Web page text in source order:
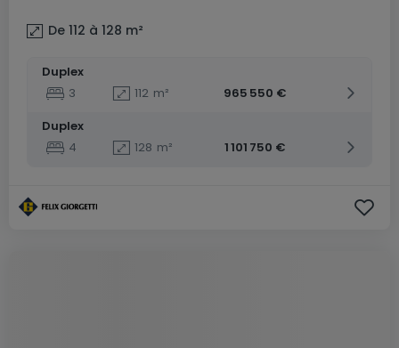
De 112 à 128 m²
Duplex
3
112 m²
965 550 €
Duplex
4
128 m² 1 101 750 €